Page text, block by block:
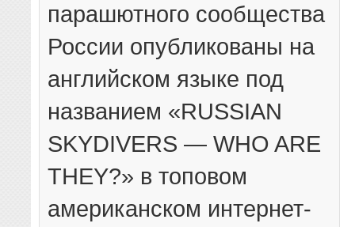
парашютного сообщества
России опубликованы на
английском языке под
названием «RUSSIAN
SKYDIVERS — WHO ARE
THEY?» в топовом
американском интернет-